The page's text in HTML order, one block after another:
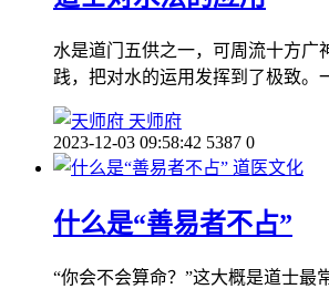
水是道门五供之一，可周流十方
践，把对水的运用发挥到了极致。
天师府
2023-12-03 09:58:42 5387 0
道医文化
什么是“善易者不占”
“你会不会算命？”这大概是道士